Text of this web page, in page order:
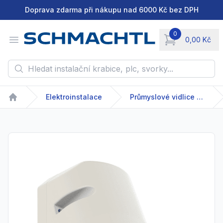
Doprava zdarma při nákupu nad 6000 Kč bez DPH
Open menu
0
0,00 Kč
items in cart,
Hledat instalační krabice, plc, svorky...
Home
Elektroinstalace Průmyslové vidlice a zásuvky